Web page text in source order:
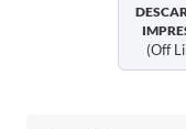
(off